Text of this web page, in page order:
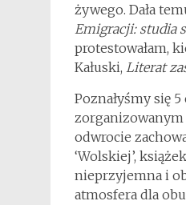
żywego. Dała
Emigracji: studia
protestowałam,
Kałuski, Literat
Poznałyśmy się
zorganizowanym
odwrocie
‘Wolskiej’,
nieprzyjemna i
atmosfera dla